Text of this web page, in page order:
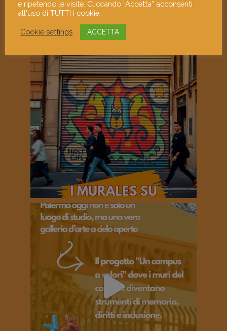
e ripetendo le visite. Cliccando “Accetta” acconsenti
all'uso di TUTTI i cookie.
Cookie settings ACCETTA